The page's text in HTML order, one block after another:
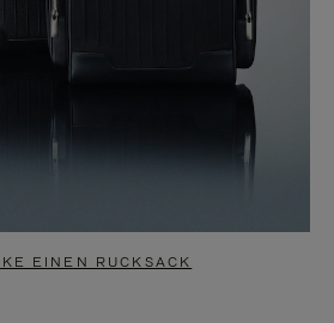
EINEN RUCKSACK